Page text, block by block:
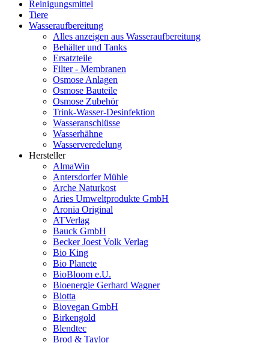
Reinigungsmittel
Tiere
Wasseraufbereitung
Alles anzeigen aus Wasseraufbereitung
Behälter und Tanks
Ersatzteile
Filter - Membranen
Osmose Anlagen
Osmose Bauteile
Osmose Zubehör
Trink-Wasser-Desinfektion
Wasseranschlüsse
Wasserhähne
Wasserveredelung
Hersteller
AlmaWin
Antersdorfer Mühle
Arche Naturkost
Aries Umweltprodukte GmbH
Aronia Original
ATVerlag
Bauck GmbH
Becker Joest Volk Verlag
Bio King
Bio Planete
BioBloom e.U.
Bioenergie Gerhard Wagner
Biotta
Biovegan GmbH
Birkengold
Blendtec
Brod & Taylor